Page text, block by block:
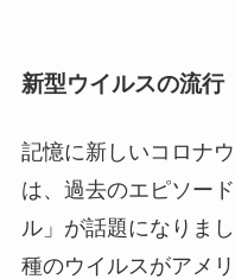
新型ウイルスの流行
記憶に新しいコロナ
は、過去のエピソー
ル」が話題になりま
種のウイルスがアメ